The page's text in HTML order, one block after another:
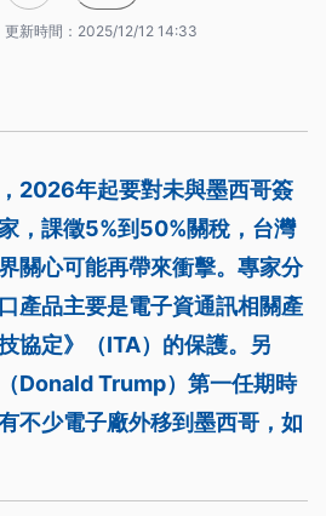
更新時間： 2025/12/12 14:33
2026年起要對未與墨西哥簽
，課徵5%到50%關稅，台灣
關心可能再帶來衝擊。專家分
產品主要是電子資通訊相關產
協定》（ITA）的保護。另
Donald Trump）第一任期時
不少電子廠外移到墨西哥，如